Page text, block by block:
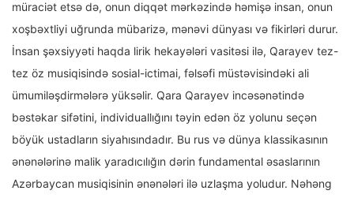
müraciət etsə də, onun diqqət mərkəzində həmişə insan, onun
xoşbəxtliyi uğrunda mübarizə, mənəvi dünyası və fikirləri durur.
İnsan şəxsiyyəti haqda lirik hekayələri vasitəsi ilə, Qarayev tez-
tez öz musiqisində sosial-ictimai, fəlsəfi müstəvisindəki ali
ümumiləşdirmələrə yüksəlir. Qara Qarayev incəsənətində
bəstəkar sifətini, individuallığını təyin edən öz yolunu seçən
böyük ustadların siyahısındadır. Bu rus və dünya klassikasının
ənənələrinə malik yaradıcılığın dərin fundamental əsaslarının
Azərbaycan musiqisinin ənənələri ilə uzlaşma yoludur. Nəhəng